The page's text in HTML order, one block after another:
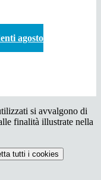
agosto
si avvalgono di
finalità illustrate nella
tutti i cookies